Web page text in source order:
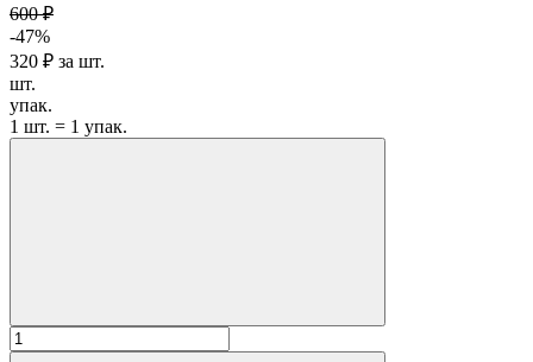
600 ₽
-47%
320 ₽ за шт.
шт.
упак.
1 шт. = 1 упак.